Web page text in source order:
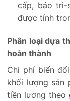
cấp, bảo trì-
được tính
Phân loại dựa
hoàn thành
Chi phí biến
khối lượng sản
tiền lương theo